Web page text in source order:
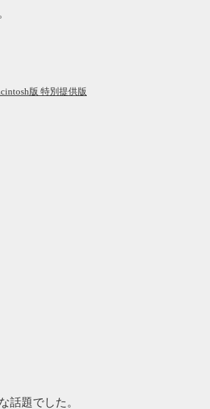
版 特別提供版
話題でした。